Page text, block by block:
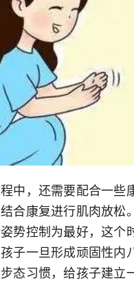
中，还需要配合一
合康复进行肌肉放
势控制为最好，这
子一旦形成顽固性
态习惯，给孩子建